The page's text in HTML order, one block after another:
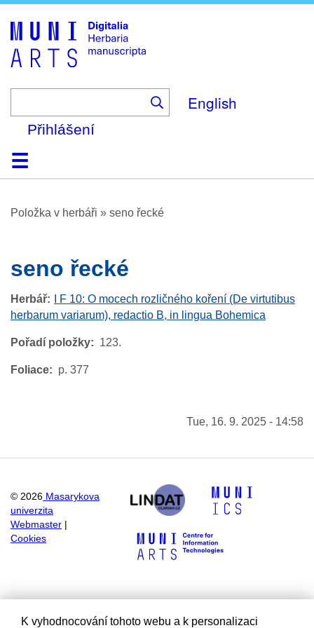
English
Přihlášení
DomůProhlížení
O platformě
Nápověda
KontaktDigitalia
Položka v herbáři » seno řecké
seno řecké
Herbář
I F 10: O mocech rozličného koření (De virtutibus
herbarum variarum), redactio B, in lingua Bohemica
Pořadí položky 123.
Foliace p. 377
Tue, 16. 9. 2025 - 14:58
© 2026 Masarykova
univerzita
Webmaster
Cookies
K vyhodnocování tohoto webu a k personalizaci